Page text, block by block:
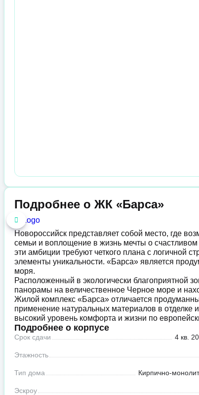
Подробнее о ЖК «Барса»
Новороссийск представляет собой место, где
семьи и воплощение в жизнь мечты о
эти амбиции требуют четкого плана с логичной
элементы уникальности. «Барса» является
моря.
Расположенный в экологически благоприятной
панорамы на величественное Черное море и
Жилой комплекс «Барса» отличается
применение натуральных материалов в отделке
высокий уровень комфорта и жизни по
Подробнее о корпусе
Срок сдачи 4 кв.
Этажность
Тип дома Кирпично-
Эскроу